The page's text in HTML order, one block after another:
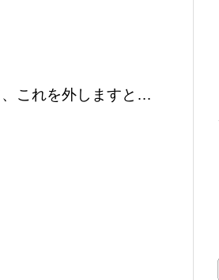
これを外しますと…